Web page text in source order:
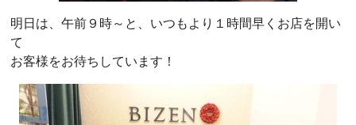
明日は、午前９時～と、いつもより１時間早くお店を開い
て
お客様をお待ちしています！